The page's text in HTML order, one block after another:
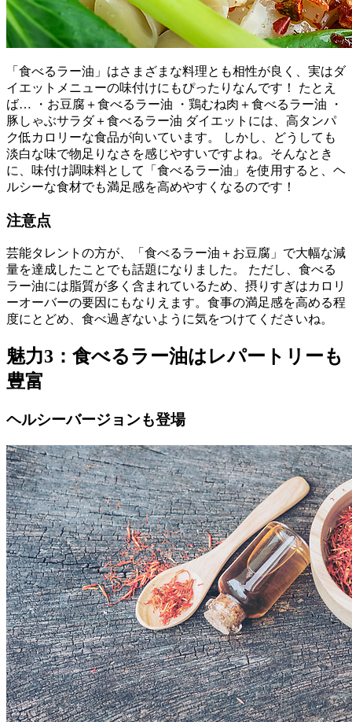
「食べるラー油」はさまざまな料理とも相性が良く、実はダ
イエットメニューの味付けにもぴったりなんです！ たとえ
ば… ・お豆腐＋食べるラー油 ・鶏むね肉＋食べるラー油 ・
豚しゃぶサラダ＋食べるラー油 ダイエットには、高タンパ
ク低カロリーな食品が向いています。 しかし、どうしても
淡白な味で物足りなさを感じやすいですよね。そんなとき
に、味付け調味料として「食べるラー油」を使用すると、ヘ
ルシーな食材でも満足感を高めやすくなるのです！
注意点
芸能タレントの方が、「食べるラー油＋お豆腐」で大幅な減
量を達成したことでも話題になりました。 ただし、食べる
ラー油には脂質が多く含まれているため、摂りすぎはカロリ
ーオーバーの要因にもなりえます。食事の満足感を高める程
度にとどめ、食べ過ぎないように気をつけてくださいね。
魅力3：食べるラー油はレパートリーも
豊富
ヘルシーバージョンも登場